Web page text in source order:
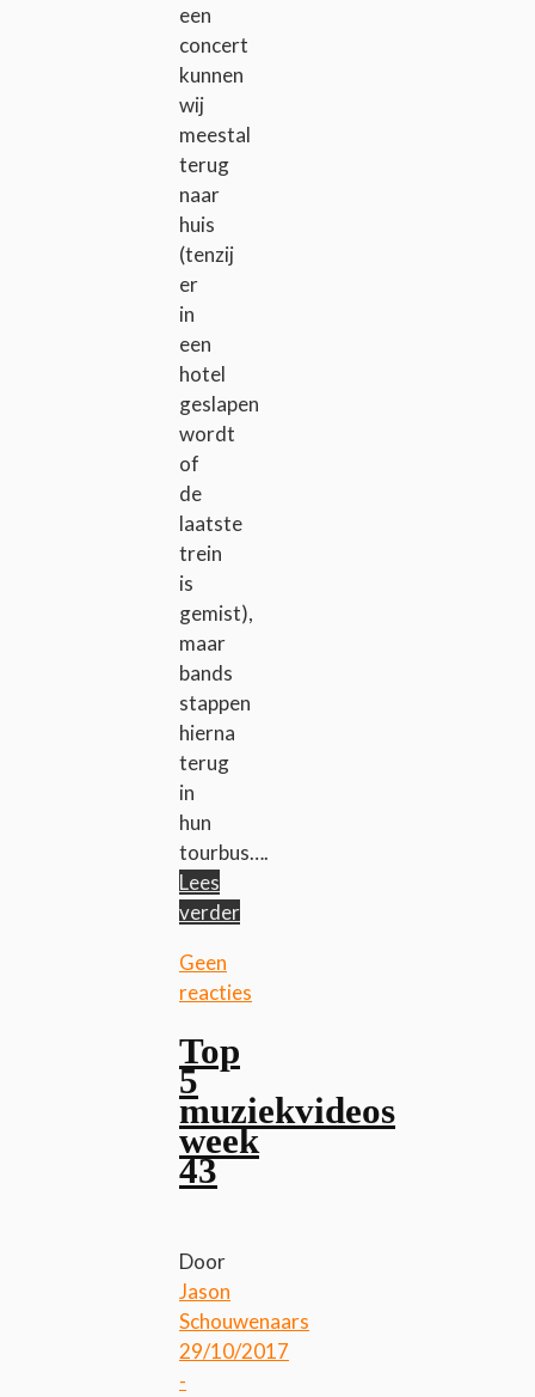
een
concert
kunnen
wij
meestal
terug
naar
huis
(tenzij
er
in
een
hotel
geslapen
wordt
of
de
laatste
trein
is
gemist),
maar
bands
stappen
hierna
terug
in
hun
tourbus….
Lees
verder
Geen
reacties
Top
5
muziekvideos
week
43
Door
Jason
Schouwenaars
29/10/2017
-